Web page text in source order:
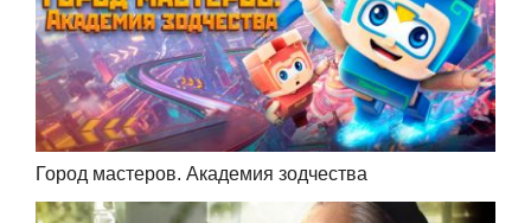
Город мастеров. Академия зодчества